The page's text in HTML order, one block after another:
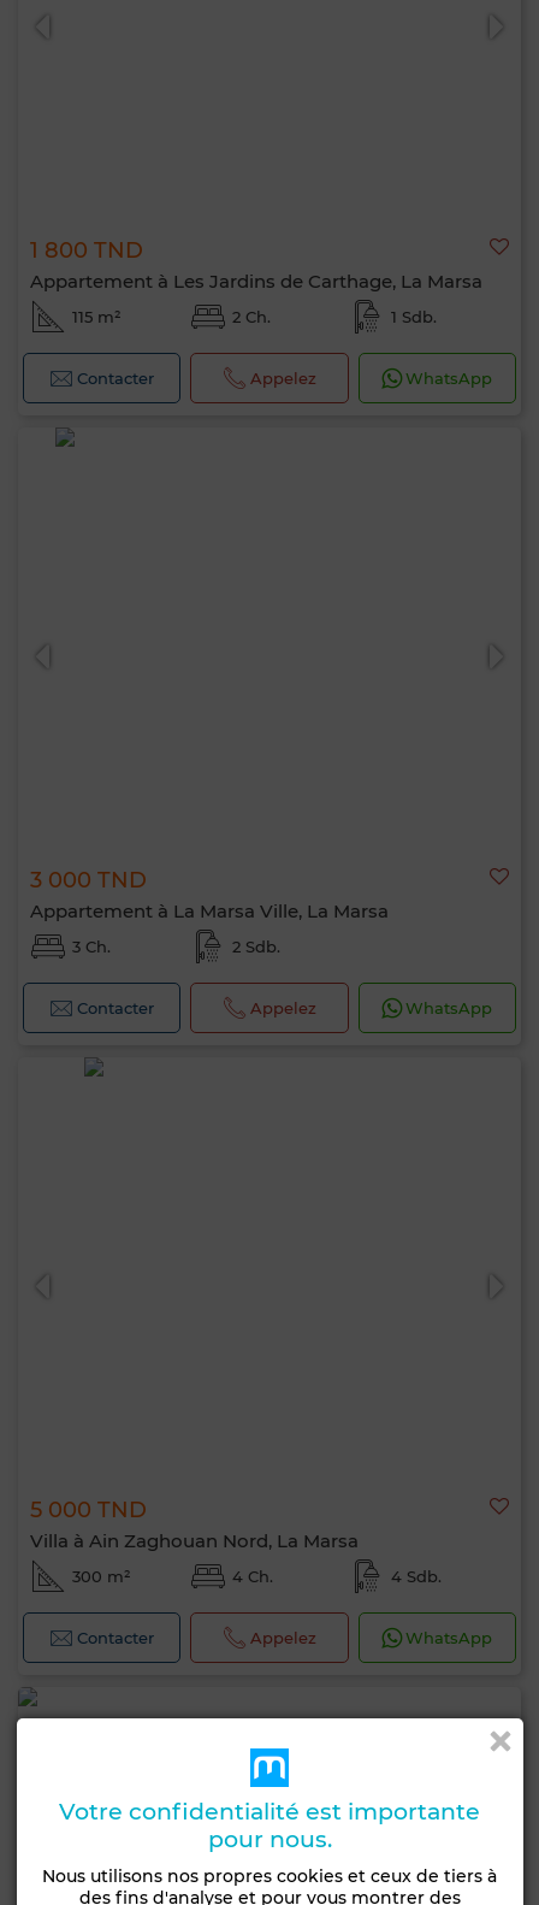
1 800 TND
Appartement à Les Jardins de Carthage, La Marsa
115 m² 2 Ch. 1 Sdb.
Contacter Appelez WhatsApp
3 000 TND
Appartement à La Marsa Ville, La Marsa
3 Ch. 2 Sdb.
Contacter Appelez WhatsApp
5 000 TND
Villa à Ain Zaghouan Nord, La Marsa
300 m² 4 Ch. 4 Sdb.
Contacter Appelez WhatsApp
Votre confidentialité est importante
pour nous.
Nous utilisons nos propres cookies et ceux de tiers à
des fins d'analyse et pour vous montrer des